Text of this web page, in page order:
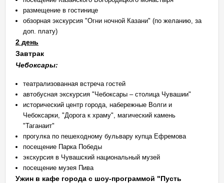
размещение в гостинице
обзорная экскурсия "Огни ночной Казани" (по желанию, за
доп. плату)
2 день
Завтрак
Чебоксары:
театрализованная встреча гостей
автобусная экскурсия "Чебоксары – столица Чувашии"
исторический центр города, набережные Волги и
Чебоксарки, "Дорога к храму", магический камень
"Таганаит"
прогулка по пешеходному бульвару купца Ефремова
посещение Парка Победы
экскурсия в Чувашский национальный музей
посещение музея Пива
Ужин в кафе города с шоу-программой "Пусть